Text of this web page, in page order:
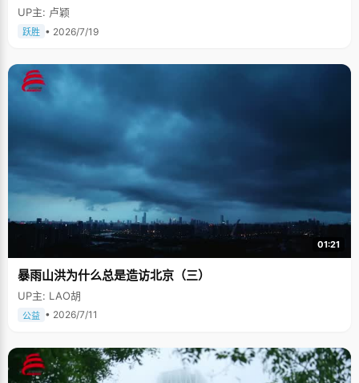
UP主: 卢颖
跃胜 • 2026/7/19
01:21
暴雨山洪为什么总是造访北京（三）
UP主: LAO胡
公益 • 2026/7/11